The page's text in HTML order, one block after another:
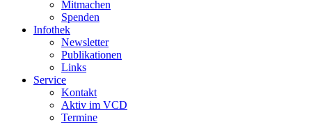
Mitmachen
Spenden
Infothek
Newsletter
Publikationen
Links
Service
Kontakt
Aktiv im VCD
Termine